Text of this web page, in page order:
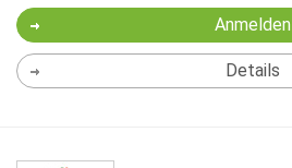
Anmelden
Details